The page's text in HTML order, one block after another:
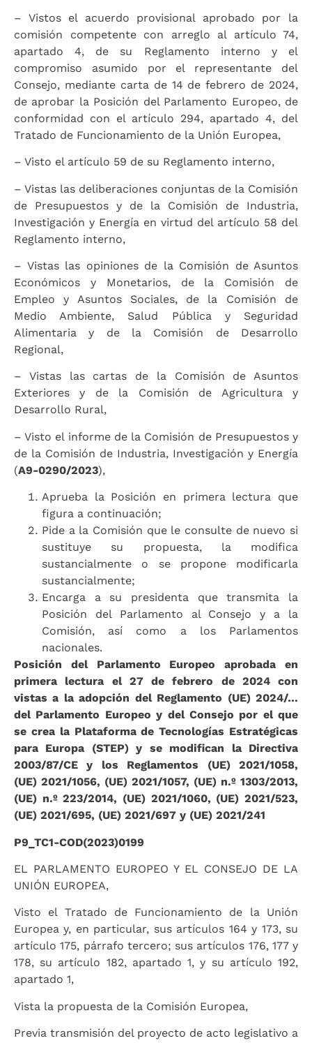
– Vistos el acuerdo provisional aprobado por la
comisión competente con arreglo al artículo 74,
apartado 4, de su Reglamento interno y el
compromiso asumido por el representante del
Consejo, mediante carta de 14 de febrero de 2024,
de aprobar la Posición del Parlamento Europeo, de
conformidad con el artículo 294, apartado 4, del
Tratado de Funcionamiento de la Unión Europea,
– Visto el artículo 59 de su Reglamento interno,
– Vistas las deliberaciones conjuntas de la Comisión
de Presupuestos y de la Comisión de Industria,
Investigación y Energía en virtud del artículo 58 del
Reglamento interno,
– Vistas las opiniones de la Comisión de Asuntos
Económicos y Monetarios, de la Comisión de
Empleo y Asuntos Sociales, de la Comisión de
Medio Ambiente, Salud Pública y Seguridad
Alimentaria y de la Comisión de Desarrollo
Regional,
– Vistas las cartas de la Comisión de Asuntos
Exteriores y de la Comisión de Agricultura y
Desarrollo Rural,
– Visto el informe de la Comisión de Presupuestos y
de la Comisión de Industria, Investigación y Energía
(A9-0290/2023),
Aprueba la Posición en primera lectura que
figura a continuación;
Pide a la Comisión que le consulte de nuevo si
sustituye su propuesta, la modifica
sustancialmente o se propone modificarla
sustancialmente;
Encarga a su presidenta que transmita la
Posición del Parlamento al Consejo y a la
Comisión, así como a los Parlamentos
nacionales.
Posición del Parlamento Europeo aprobada en
primera lectura el 27 de febrero de 2024 con
vistas a la adopción del Reglamento (UE) 2024/…
del Parlamento Europeo y del Consejo por el que
se crea la Plataforma de Tecnologías Estratégicas
para Europa (STEP) y se modifican la Directiva
2003/87/CE y los Reglamentos (UE) 2021/1058,
(UE) 2021/1056, (UE) 2021/1057, (UE) n.º 1303/2013,
(UE) n.º 223/2014, (UE) 2021/1060, (UE) 2021/523,
(UE) 2021/695, (UE) 2021/697 y (UE) 2021/241
P9_TC1-COD(2023)0199
EL PARLAMENTO EUROPEO Y EL CONSEJO DE LA
UNIÓN EUROPEA,
Visto el Tratado de Funcionamiento de la Unión
Europea y, en particular, sus artículos 164 y 173, su
artículo 175, párrafo tercero; sus artículos 176, 177 y
178, su artículo 182, apartado 1, y su artículo 192,
apartado 1,
Vista la propuesta de la Comisión Europea,
Previa transmisión del proyecto de acto legislativo a